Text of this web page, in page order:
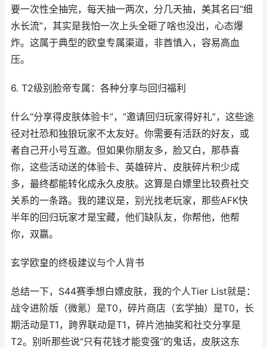
要一次性全抽完，每天抽一两次，分几天抽，美其名曰“细
水长流”，其实是我怕一次上头全砸了啥也没出，心态爆
炸。这属于典型的欧皇专属渠道，非酋慎入，容易高血
压。
6. T2级别脸帝专属：各种分享与回归福利
什么“分享得皮肤体验卡”，“邀请回归玩家得好礼”，这些途
径对社恐和独狼玩家不太友好。你需要有活跃的好友，或
者自己开小号互邀。但如果你朋友多，脸又白，那恭喜
你，这些活动送的体验卡、英雄碎片、皮肤碎片积少成
多，最终都能转化成永久皮肤。这算是白嫖里比较费社交
关系的一条路。我的建议是，别光找老玩家，那些AFK快
半年的回归玩家才是宝藏，他们缺队友，你帮他，他帮
你，双赢。
玄学欧皇的终极建议与个人背书
总结一下，S44赛季想白嫖皮肤，我的个人Tier List就是：
战令进阶版（微氪）是T0，碎片商店（玄学抽）是T0，长
期活动是T1，跨界联动是T1，碎片池抽奖和社交分享是
T2。别听那些说“只有花钱才能变强”的鬼话，皮肤这东